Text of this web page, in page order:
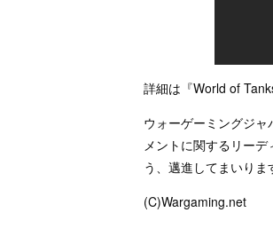
詳細は『World of
ウォーゲーミングジ
メントに関するリー
う、邁進してまいりま
(C)Wargaming.net